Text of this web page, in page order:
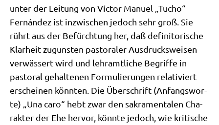
unter der Lei­tung von Víc­tor Manu­el „Tucho“
Fernán­dez ist inzwi­schen jedoch sehr groß. Sie
rührt aus der Befürch­tung her, daß defi­ni­to­ri­sche
Klar­heit zugun­sten pasto­ra­ler Aus­drucks­wei­sen
ver­wäs­sert wird und lehr­amt­li­che Begrif­fe in
pasto­ral gehal­te­nen For­mu­lie­run­gen rela­ti­viert
erschei­nen könn­ten. Die Über­schrift (Anfangs­wor­
te) „Una caro“ hebt zwar den sakra­men­ta­len Cha­
rak­ter der Ehe her­vor, könn­te jedoch, wie kri­ti­sche